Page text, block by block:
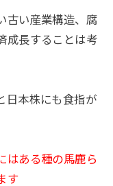
古い産業構造、腐
成長することは考
日本株にも食指が
はある種の馬鹿ら
す